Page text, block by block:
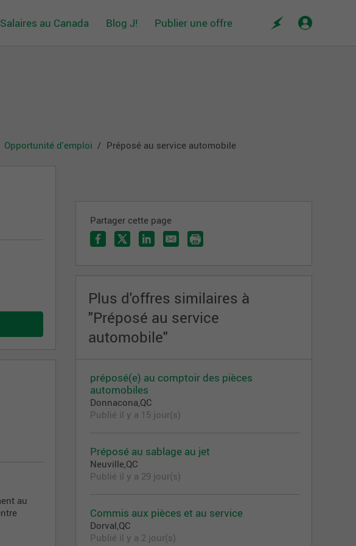
Salaires au Canada Blog J! Publier une offre
Opportunité d'emploi Préposé au service automobile
au
Partager cette page
Plus d'offres similaires à
"Préposé au service
automobile"
préposé(e) au comptoir des pièces
automobiles
Donnacona,QC
Publié il y a 15 jour(s)
Préposé au sablage au jet
Neuville,QC
Publié il y a 29 jour(s)
Commis aux pièces et au service
Dorval,QC
Publié il y a 2 jour(s)